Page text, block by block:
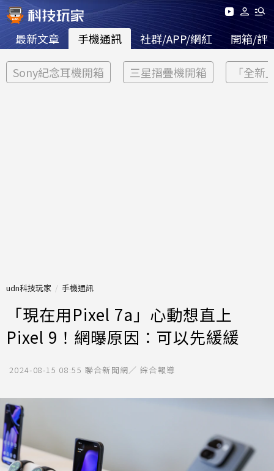
最新文章 手機通訊 社群/APP/網紅 開箱/評
Sony紀念耳機開箱 三星摺疊機開箱 「全新
udn科技玩家 手機通訊
「現在用Pixel 7a」心動想直上
Pixel 9！網曝原因：可以先緩緩
2024-08-15 08:55 聯合新聞網／ 綜合報導